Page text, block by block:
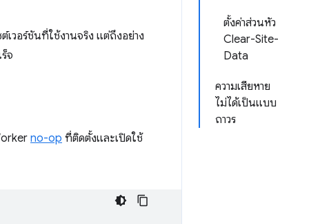
ตั้งค่าส่วนหัว
Clear-Site-
Data
ความเสียหาย
ไม่ได้เป็นแบบ
ถาวร
เวอร์ชันที่ใช้งานจริง แต่ถึงอย่าง
จ
no-op ที่ติดตั้งและเปิดใช้